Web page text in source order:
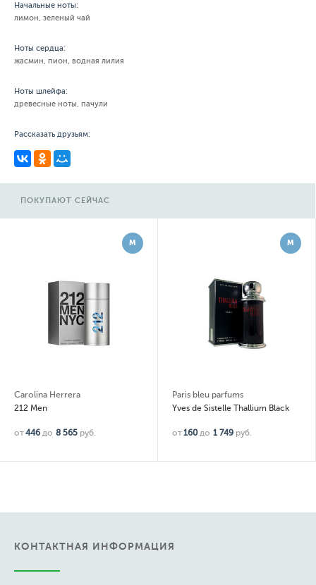
Начальные ноты:
лимон, зеленый чай
Ноты сердца:
жасмин, пион, водная лилия
Ноты шлейфа:
древесные ноты, пачули
Рассказать друзьям:
ПОКУПАЮТ СЕЙЧАС
М
Carolina Herrera
212 Men
от446 до 8 565 руб.
М
Paris bleu parfums
Yves de Sistelle Thallium Black
от160 до 1 749 руб.
КОНТАКТНАЯ ИНФОРМАЦИЯ